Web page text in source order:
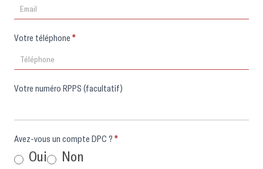
Votre téléphone *
Votre numéro RPPS (facultatif)
Avez-vous un compte DPC ? *
Oui Non